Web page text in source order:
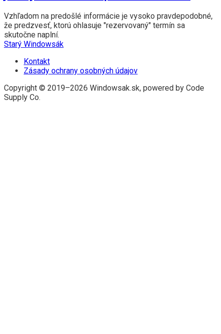
Vzhľadom na predošlé informácie je vysoko pravdepodobné,
že predzvesť, ktorú ohlasuje "rezervovaný" termín sa
skutočne naplní.
Starý Windowsák
Kontakt
Zásady ochrany osobných údajov
Copyright © 2019–2026 Windowsak.sk, powered by Code
Supply Co.